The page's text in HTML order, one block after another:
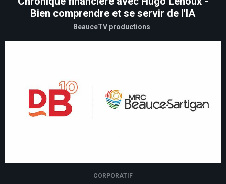
Bien comprendre et se servir de l'IA
BeauceTV productions
CORPORATIF